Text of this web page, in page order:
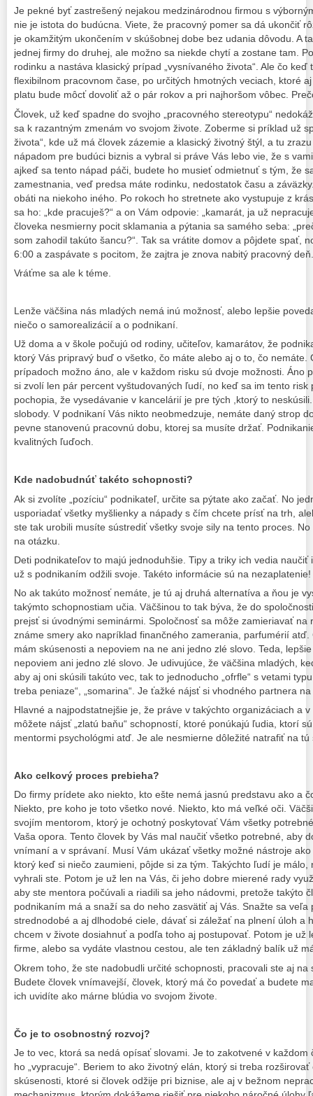
Je pekné byť zastrešený nejakou medzinárodnou firmou s
nie je istota do budúcna. Viete, že pracovný pomer sa dá ukončiť
je okamžitým ukončením v skúšobnej dobe bez udania dôvodu. A
jednej firmy do druhej, ale možno sa niekde chytí a zostane tam.
rodinku a nastáva klasický prípad „vysnívaného života“. Ale čo
flexibilnom pracovnom čase, po určitých hmotných veciach, ktoré
platu bude môcť dovoliť až o pár rokov a pri najhoršom vôbec.
Človek, už keď spadne do svojho „pracovného stereotypu“
sa k razantným zmenám vo svojom živote. Zoberme si príklad už
života“, kde už má človek zázemie a klasický životný štýl, a tu
nápadom pre budúci biznis a vybral si práve Vás lebo vie, že s
ajkeď sa tento nápad páči, budete ho musieť odmietnuť s tým, že
zamestnania, veď predsa máte rodinku, nedostatok času a
obáti na niekoho iného. Po rokoch ho stretnete ako vystupuje z
sa ho: „kde pracuješ?“ a on Vám odpovie: „kamarát, ja už
človeka nesmierny pocit sklamania a pýtania sa samého seba:
som zahodil takúto šancu?“. Tak sa vrátite domov a pôjdete spať,
6:00 a zaspávate s pocitom, že zajtra je znova nabitý pracovný deň.
Vráťme sa ale k téme.
Lenže väčšina nás mladých nemá inú možnosť, alebo lepšie
niečo o samorealizácií a o podnikaní.
Už doma a v škole počujú od rodiny, učiteľov, kamarátov, že
ktorý Vás pripravý buď o všetko, čo máte alebo aj o to, čo nemáte.
prípadoch možno áno, ale v každom risku sú dvoje možnosti. Áno
si zvolí len pár percent vyštudovaných ľudí, no keď sa im tento risk
pochopia, že vysedávanie v kancelárií je pre tých ,ktorý to
slobody. V podnikaní Vás nikto neobmedzuje, nemáte daný strop
pevne stanovenú pracovnú dobu, ktorej sa musíte držať.
kvalitných ľuďoch.
Kde nadobudnúť takéto schopnosti?
Ak si zvolíte „pozíciu“ podnikateľ, určite sa pýtate ako začať. No
usporiadať všetky myšlienky a nápady s čím chcete prísť na trh,
ste tak urobili musíte sústrediť všetky svoje sily na tento proces.
na otázku.
Deti podnikateľov to majú jednoduhšie. Tipy a triky ich vedia
už s podnikaním odžili svoje. Takéto informácie sú na nezaplatenie!
No ak takúto možnosť nemáte, je tú aj druhá alternatíva a ňou je
takýmto schopnostiam učia. Väčšinou to tak býva, že do
prejsť si úvodnými seminármi. Spoločnosť sa môže zamieriavať na
známe smery ako napríklad finančného zamerania, parfumérií
mám skúsenosti a nepoviem na ne ani jedno zlé slovo. Teda,
nepoviem ani jedno zlé slovo. Je udivujúce, že väčšina mladých,
aby aj oni skúsili takúto vec, tak to jednoducho „ofrfle“ s vetami
treba peniaze“, „somarina“. Je ťažké nájsť si vhodného partnera
Hlavné a najpodstatnejšie je, že práve v takýchto organizáciach a
môžete nájsť „zlatú baňu“ schopností, ktoré ponúkajú ľudia, ktorí
mentormi psychológmi atď. Je ale nesmierne dôležité natrafiť na
Ako celkový proces prebieha?
Do firmy prídete ako niekto, kto ešte nemá jasnú predstavu ako a
Niekto, pre koho je toto všetko nové. Niekto, kto má veľké oči.
svojím mentorom, ktorý je ochotný poskytovať Vám všetky
Vaša opora. Tento človek by Vás mal naučiť všetko potrebné, aby
vnímaní a v správaní. Musí Vám ukázať všetky možné nástroje
ktorý keď si niečo zaumieni, pôjde si za tým. Takýchto ľudí je
vyhrali ste. Potom je už len na Vás, či jeho dobre mierené rady
aby ste mentora počúvali a riadili sa jeho nádovmi, pretože takýto
podnikaním má a snaží sa do neho zasvätiť aj Vás. Snažte sa
strednodobé a aj dlhodobé ciele, dávať si záležať na plnení úloh a
chcem v živote dosiahnuť a podľa toho aj postupovať. Potom je už
firme, alebo sa vydáte vlastnou cestou, ale ten základný balík už
Okrem toho, že ste nadobudli určité schopnosti, pracovali ste aj na
Budete človek vnímavejší, človek, ktorý má čo povedať a budete
ich uvidíte ako márne blúdia vo svojom živote.
Čo je to osobnostný rozvoj?
Je to vec, ktorá sa nedá opísať slovami. Je to zakotvené v každom
ho „vypracuje“. Beriem to ako životný elán, ktorý si treba
skúsenosti, ktoré si človek odžije pri biznise, ale aj v bežnom